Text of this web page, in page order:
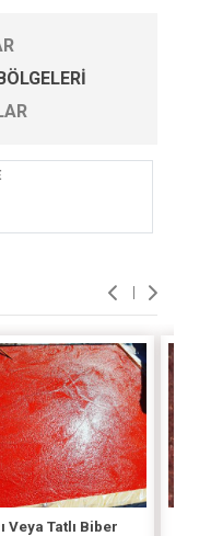
Veya Tatlı Biber